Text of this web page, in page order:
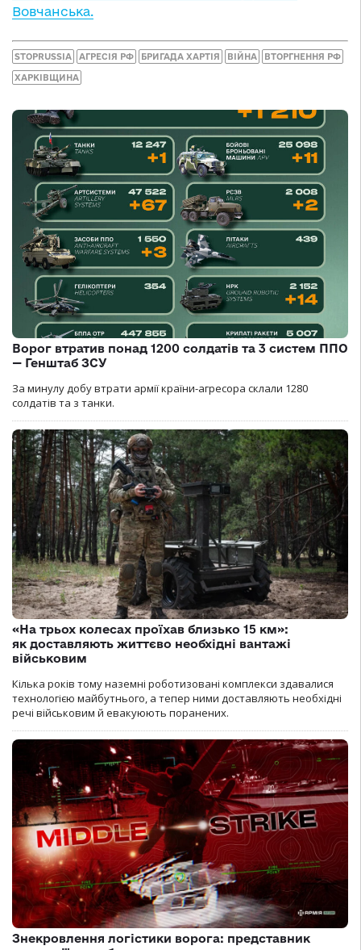
Вовчанська.
STOPRUSSIA АГРЕСІЯ РФ БРИГАДА ХАРТІЯ ВІЙНА ВТОРГНЕННЯ РФ
ХАРКІВЩИНА
Ворог втратив понад 1200 солдатів та 3 систем ППО
— Генштаб ЗСУ
За минулу добу втрати армії країни-агресора склали 1280
солдатів та з танки.
«На трьох колесах проїхав близько 15 км»:
як доставляють життєво необхідні вантажі
військовим
Кілька років тому наземні роботизовані комплекси здавалися
технологією майбутнього, а тепер ними доставляють необхідні
речі військовим й евакуюють поранених.
Знекровлення логістики ворога: представник